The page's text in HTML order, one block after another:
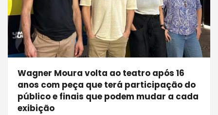
Wagner Moura volta ao teatro após 16
anos com peça que terá participação do
público e finais que podem mudar a cada
exibição